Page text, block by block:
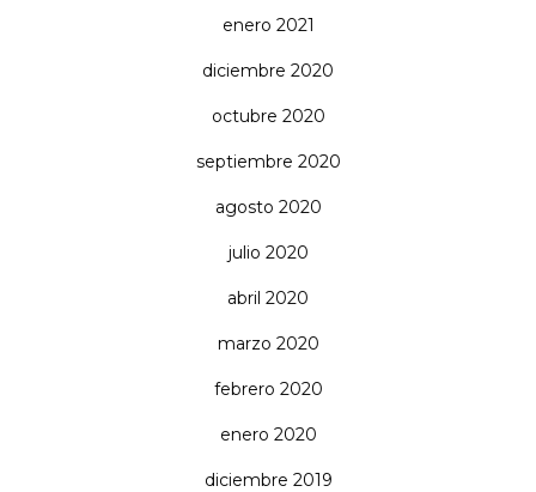
enero 2021
diciembre 2020
octubre 2020
septiembre 2020
agosto 2020
julio 2020
abril 2020
marzo 2020
febrero 2020
enero 2020
diciembre 2019